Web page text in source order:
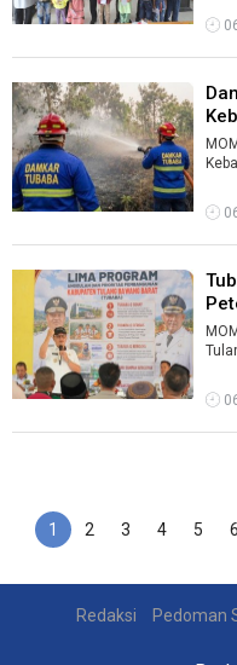
KM
1 2 3 4 5 6
Redaksi Pedoman